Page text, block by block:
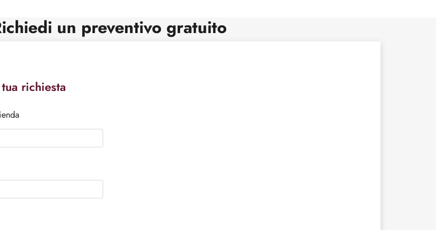
un preventivo gratuito
richiesta